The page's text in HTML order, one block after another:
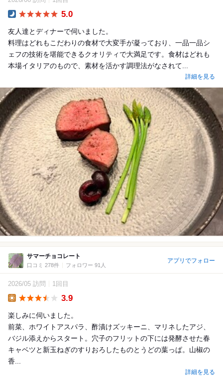
5.0
友人達とディナーで伺いました。
料理はどれもこだわりの食材で大変手が凝っており、一品一品シ
ェフの技術を堪能できるクオリティで大満足です。食材はどれも
本場イタリアのもので、素材を活かす調理法がなされて...
詳細を見る
サマーチョコレート
口コミ 278件 フォロワー 91人
アプリでフォロー
2026/05 訪問 1回目
3.9
楽しみに伺いました。
前菜、ホワイトアスパラ、酢漬けズッキーニ、マリネしたアジ、
バジル添えからスタート。穴子のフリットの下には発酵させた春
キャベツと新玉ねぎのすりおろしたものとうどの葉っぱ。山椒の
香...
詳細を見る